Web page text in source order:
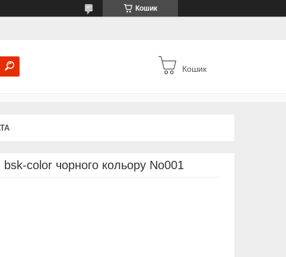
Кошик
Кошик
color чорного кольору No001